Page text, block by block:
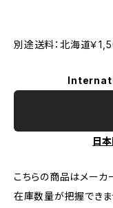
別途送料：北海道￥
日
こちらの商品はメーカ
在庫数量が把握できま